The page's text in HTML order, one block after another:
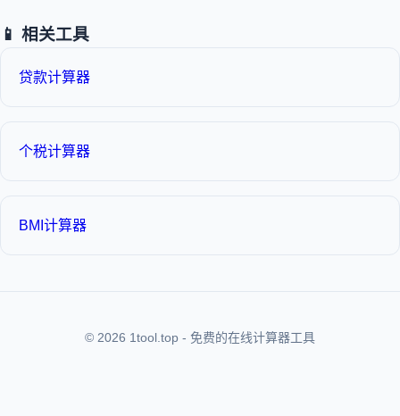
📱 相关工具
贷款计算器
个税计算器
BMI计算器
© 2026 1tool.top - 免费的在线计算器工具